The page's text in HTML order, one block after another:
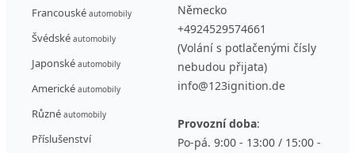
Francouské automobily
Švédské automobily
Japonské automobily
Americké automobily
Různé automobily
Příslušenství
Německo
+4924529574661
(Volání s potlačenými čísly
nebudou přijata)
info@123ignition.de
Provozní doba:
Po-pá. 9:00 - 13:00 / 15:00 -